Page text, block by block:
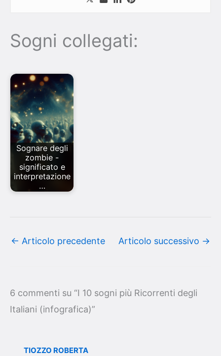
Sogni collegati:
Sognare degli
zombie -
significato e
interpretazione
…
← Articolo precedente Articolo successivo →
6 commenti su “I 10 sogni più Ricorrenti degli
Italiani (infografica)”
TIOZZO ROBERTA